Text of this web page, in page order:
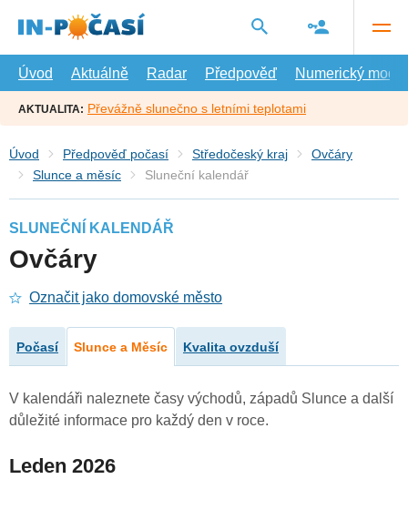
hlavní
Úvod
Aktuálně Radar Předpověď Numerický model
AKTUALITA: Převážně slunečno s letními teplotami
Úvod Předpověď počasí Středočeský kraj
Ovčáry
Slunce a měsíc
Sluneční kalendář
SLUNEČNÍ KALENDÁŘ
Ovčáry
Označit jako domovské město
Počasí Slunce a Měsíc Kvalita ovzduší
V kalendáři naleznete časy východů, západů Slunce a další
důležité informace pro každý den v roce.
Leden 2026